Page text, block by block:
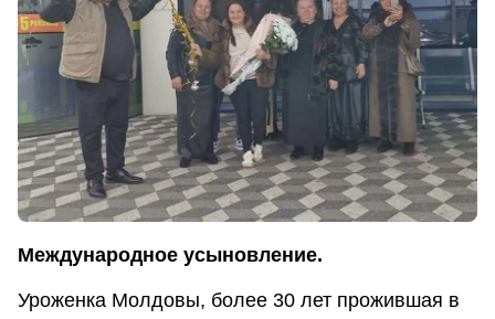
Международное усыновление.
Уроженка Молдовы, более 30 лет прожившая в